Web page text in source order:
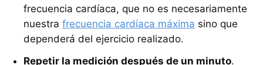
frecuencia cardíaca, que no es necesariamente
nuestra frecuencia cardíaca máxima sino que
dependerá del ejercicio realizado.
Repetir la medición después de un minuto.